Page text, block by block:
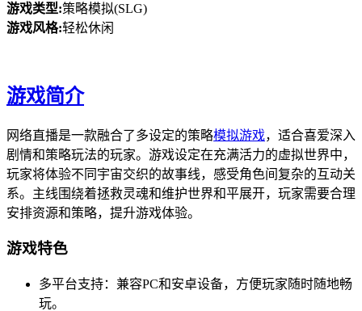
游戏类型:策略模拟(SLG)
游戏风格:轻松休闲
游戏简介
网络直播是一款融合了多设定的策略模拟游戏，适合喜爱深入
剧情和策略玩法的玩家。游戏设定在充满活力的虚拟世界中，
玩家将体验不同宇宙交织的故事线，感受角色间复杂的互动关
系。主线围绕着拯救灵魂和维护世界和平展开，玩家需要合理
安排资源和策略，提升游戏体验。
游戏特色
多平台支持：兼容PC和安卓设备，方便玩家随时随地畅
玩。